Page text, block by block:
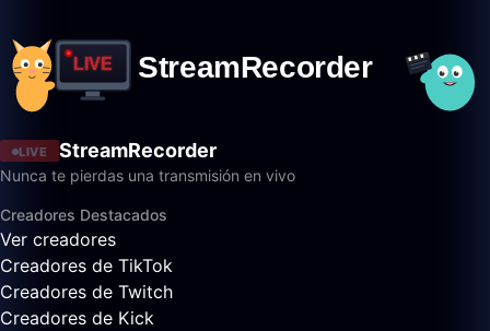
LIVE StreamRecorder
Nunca te pierdas una transmisión en vivo
Creadores Destacados
Ver creadores
Creadores de TikTok
Creadores de Twitch
Creadores de Kick